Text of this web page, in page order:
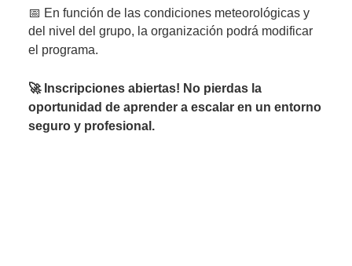
📅 En función de las condiciones meteorológicas y
del nivel del grupo, la organización podrá modificar
el programa.
🚀 Inscripciones abiertas! No pierdas la
oportunidad de aprender a escalar en un entorno
seguro y profesional.